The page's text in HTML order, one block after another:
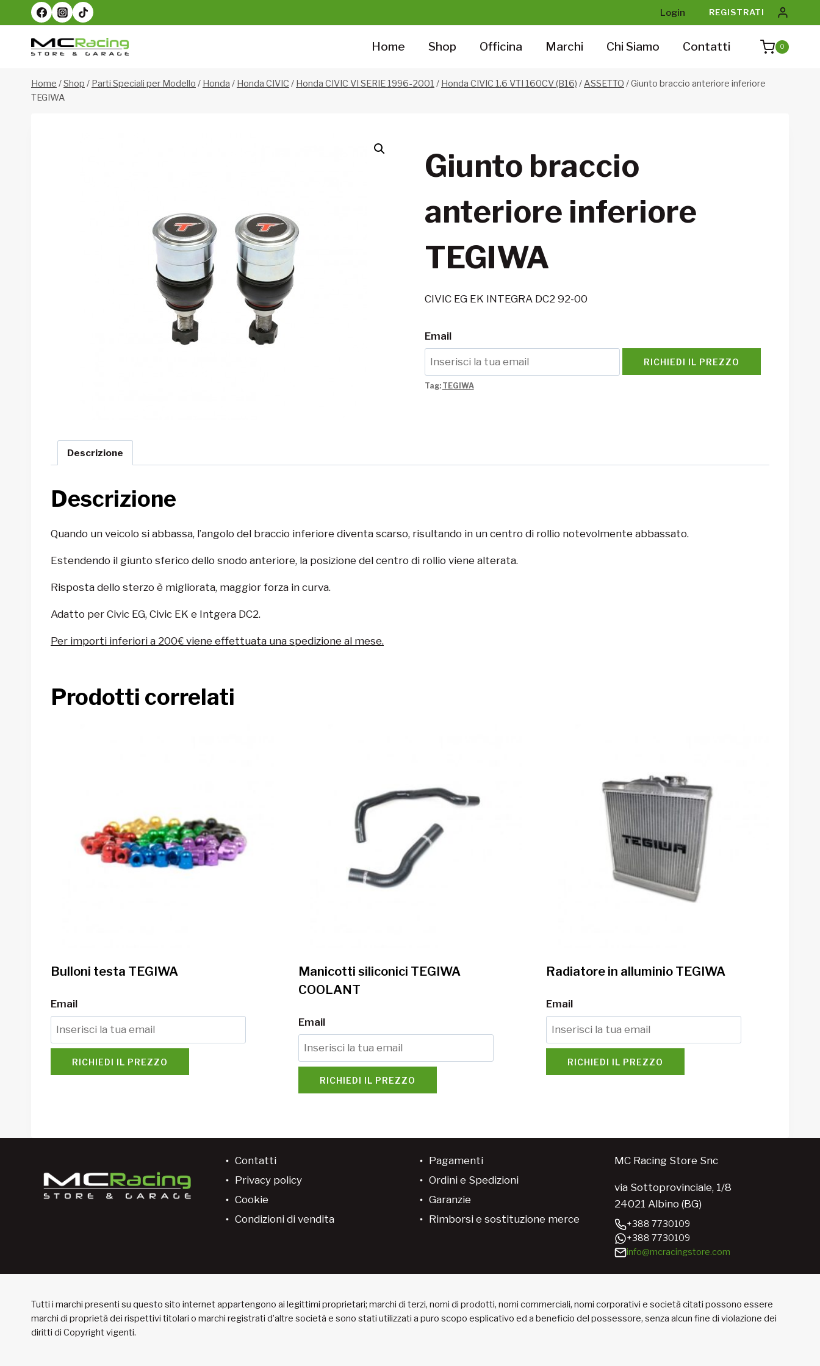
al
contenuto
Login REGISTRATI
Home Shop Officina Marchi Chi Siamo Contatti 0
Home /Shop / Parti Speciali per Modello / Honda / Honda CIVIC / Honda CIVIC VI SERIE 1996-2001 / Honda CIVIC 1.6 VTI 160CV (B16) /ASSETTO /Giunto braccio anteriore inferiore
TEGIWA
Giunto braccio
anteriore inferiore
TEGIWA
CIVIC EG EK INTEGRA DC2 92-00
Email
RICHIEDI IL PREZZO
Tag: TEGIWA
Descrizione
Descrizione
Quando un veicolo si abbassa, l’angolo del braccio inferiore diventa scarso, risultando in un centro di rollio notevolmente abbassato.
Estendendo il giunto sferico dello snodo anteriore, la posizione del centro di rollio viene alterata.
Risposta dello sterzo è migliorata, maggior forza in curva.
Adatto per Civic EG, Civic EK e Intgera DC2.
Per importi inferiori a 200€ viene effettuata una spedizione al mese.
Prodotti correlati
Bulloni testa TEGIWA
Email
RICHIEDI IL PREZZO
Manicotti siliconici TEGIWA
COOLANT
Email
RICHIEDI IL PREZZO
Radiatore in alluminio TEGIWA
Email
RICHIEDI IL PREZZO
Contatti
Privacy policy
Cookie
Condizioni di vendita
Pagamenti
Ordini e Spedizioni
Garanzie
Rimborsi e sostituzione merce
MC Racing Store Snc
via Sottoprovinciale, 1/8
24021 Albino (BG)
+388 7730109
+388 7730109
info@mcracingstore.com
Tutti i marchi presenti su questo sito internet appartengono ai legittimi proprietari; marchi di terzi, nomi di prodotti, nomi commerciali, nomi corporativi e società citati possono essere
marchi di proprietà dei rispettivi titolari o marchi registrati d’altre società e sono stati utilizzati a puro scopo esplicativo ed a beneficio del possessore, senza alcun fine di violazione dei
diritti di Copyright vigenti.